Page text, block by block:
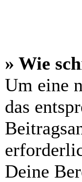
» Wie
Um eine
das
Deine